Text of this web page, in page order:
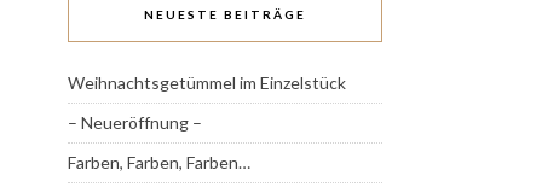
NEUESTE BEITRÄGE
Weihnachtsgetümmel im Einzelstück
– Neueröffnung –
Farben, Farben, Farben…